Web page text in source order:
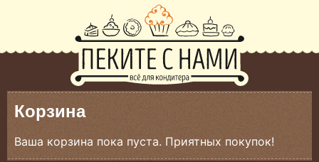
Корзина
Ваша корзина пока пуста. Приятных покупок!